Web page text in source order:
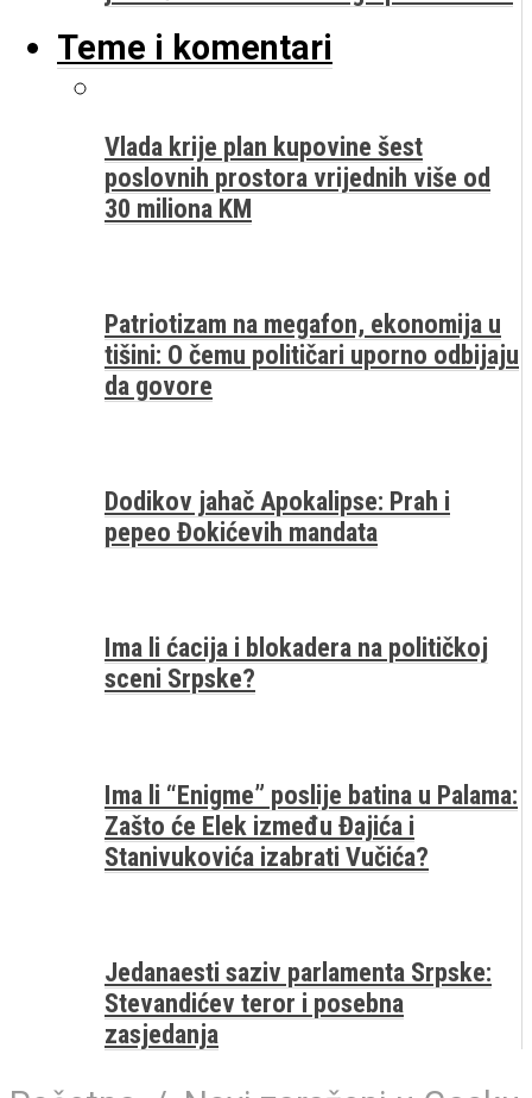
Teme i komentari
Vlada krije plan kupovine šest
poslovnih prostora vrijednih više od
30 miliona KM
Patriotizam na megafon, ekonomija u
tišini: O čemu političari uporno odbijaju
da govore
Dodikov jahač Apokalipse: Prah i
pepeo Đokićevih mandata
Ima li ćacija i blokadera na političkoj
sceni Srpske?
Ima li “Enigme” poslije batina u Palama:
Zašto će Elek između Đajića i
Stanivukovića izabrati Vučića?
Jedanaesti saziv parlamenta Srpske:
Stevandićev teror i posebna
zasjedanja